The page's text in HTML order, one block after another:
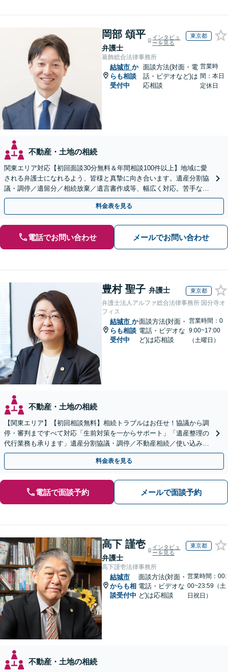
岡部 頌平
弁護士
インタビュ
ーを見る
東京都
葛飾総合法律事務所
結城市 か
らも相談
受付中
面談方法(対面・電
話・ビデオなど)は
応相談
営業時
間：本日
定休日
不動産・土地の相続
関東エリア対応【初回面談30分無料＆年間相談100件以上】地域に愛
される弁護士になれるよう、皆様と真摯に向き合います。遺産分割協
議・調停／遺留分／相続放棄／遺言書作成等、幅広く対応。苦手な親
族との交渉や書面作成等も◎【分かりやすい費用体系】
料金表を見る
電話でお問い合わせ メールでお問い合わせ
豊村 聖子 弁護士 東京都
弁護士法人アルファ総合法律事務所 国分寺オ
フィス
結城市 か
らも相談
受付中
面談方法(対面・
電話・ビデオな
ど)は応相談
営業時間：0
9:00~17:00
（土曜日）
不動産・土地の相続
【関東エリア】【初回相談無料】相続トラブルはお任せ！協議から調
停・審判まですべて対応「生前対策を一からサポート」「遺産整理の
代行業務も承ります」遺産分割協議・調停／不動産相続／使い込み／
遺留分侵害額請求／相続放棄【完全個室】
料金表を見る
電話で面談予約 メールで面談予約
高下 謹壱
弁護士
インタビュ
ーを見る
東京都
高下謹壱法律事務所
結城市
からも相
談受付中
面談方法(対面・
電話・ビデオな
ど)は応相談
営業時間：00:
00~23:59（土
日祝日）
不動産・土地の相続